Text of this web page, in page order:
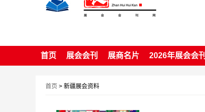
首页 展会会刊 展商名片 2026年展会会刊
首页 > 新疆展会资料